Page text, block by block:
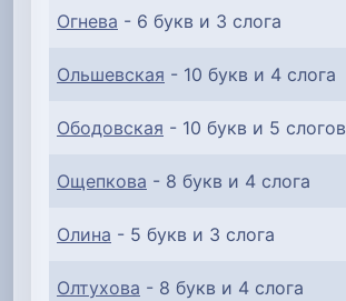
Огнева - 6 букв и 3 слога
Ольшевская - 10 букв и 4 слога
Ободовская - 10 букв и 5 слогов
Ощепкова - 8 букв и 4 слога
Олина - 5 букв и 3 слога
Олтухова - 8 букв и 4 слога